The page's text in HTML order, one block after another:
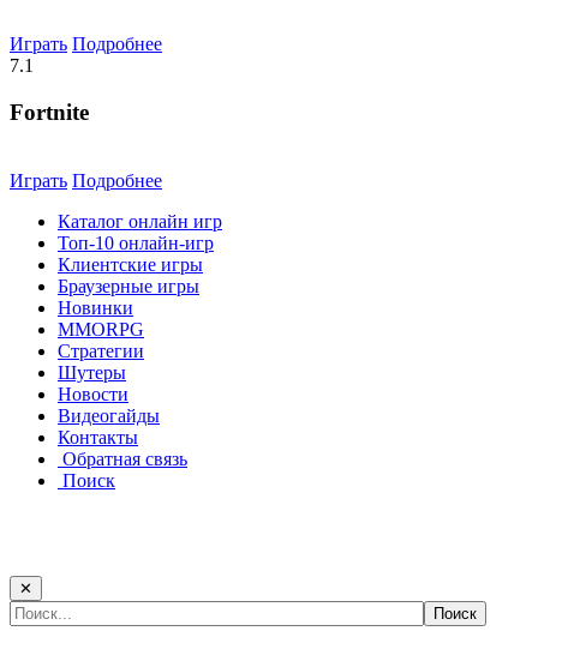
Играть Подробнее
7.1
Fortnite
Играть Подробнее
Каталог онлайн игр
Топ-10 онлайн-игр
Клиентские игры
Браузерные игры
Новинки
MMORPG
Стратегии
Шутеры
Новости
Видеогайды
Контакты
Обратная связь
Поиск
✕